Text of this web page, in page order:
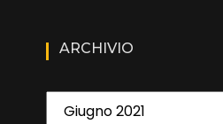
ARCHIVIO
Archivio